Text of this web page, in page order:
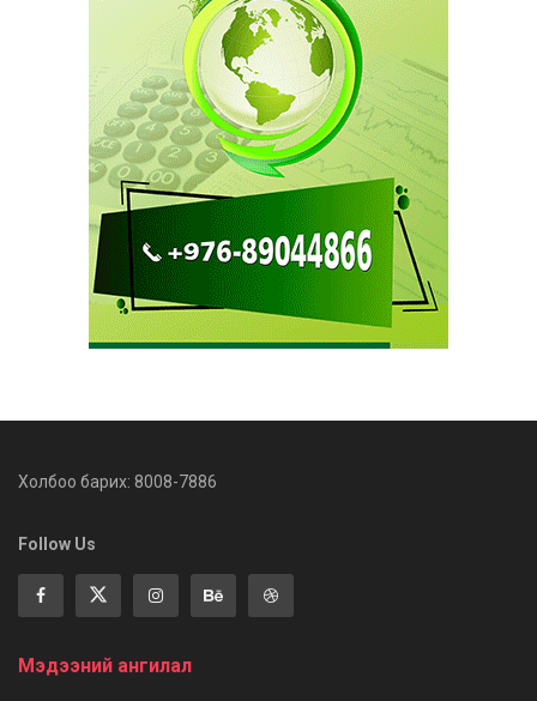
Холбоо барих: 8008-7886
Follow Us
Мэдээний ангилал